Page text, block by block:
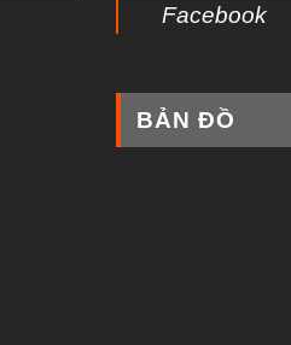
Facebook
BẢN ĐỒ